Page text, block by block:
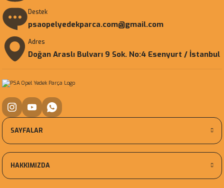
Destek
psaopelyedekparca.com@gmail.com
Adres
Doğan Araslı Bulvarı 9 Sok. No:4 Esenyurt / İstanbul
SAYFALAR
HAKKIMIZDA